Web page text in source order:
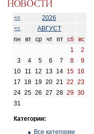
<< 2026
<<
АВГУСТ
пн
вт ср чт пт сб
вс
1
2
3
4 5 6 7 8
9
10
11 12 13 14 15 16
17
18 19 20 21 22
23
24 25 26 27 28 29 30
31
Категории:
Все категории